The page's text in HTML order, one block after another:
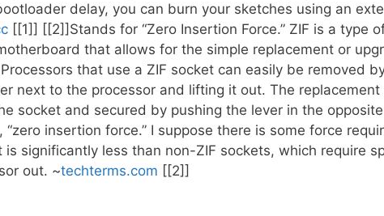
delay, you can burn your sketches using an
[[1]] [[2]]Stands for “Zero Insertion Force.” ZIF is a type
that allows for the simple replacement or
that use a ZIF socket can easily be removed
next to the processor and lifting it out. The replacement
socket and secured by pushing the lever in the
“zero insertion force.” I suppose there is some force
is significantly less than non-ZIF sockets, which require
out. ~techterms.com [[2]]